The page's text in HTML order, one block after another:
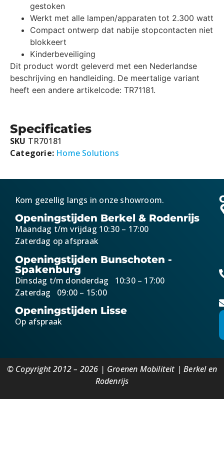
gestoken
Werkt met alle lampen/apparaten tot 2.300 watt
Compact ontwerp dat nabije stopcontacten niet
blokkeert
Kinderbeveiliging
Dit product wordt geleverd met een Nederlandse
beschrijving en handleiding. De meertalige variant
heeft een andere artikelcode: TR71181.
Specificaties
SKU TR70181
Categorie: Home Solutions
Kom gezellig langs in onze showroom.
Openingstijden Berkel & Rodenrijs
Maandag t/m vrijdag 10:30 – 17:00
Zaterdag op afspraak
Openingstijden Bunschoten -
Spakenburg
Dinsdag t/m donderdag 10:30 – 17:00
Zaterdag 09:00 – 15:00
Openingstijden Lisse
Op afspraak
© Copyright 2012 – 2026 | Groenen Mobiliteit | Berkel en
Rodenrijs